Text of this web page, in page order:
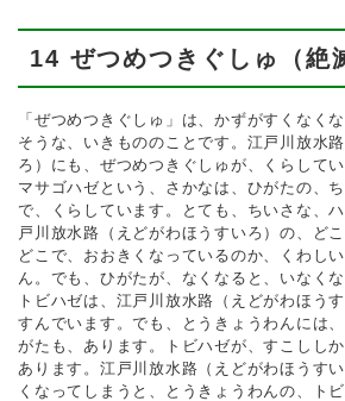
14 ぜつめつきぐしゅ（絶
「ぜつめつきぐしゅ」は、かずがすくなく
そうな、いきもののことです。江戸川放水
ろ）にも、ぜつめつきぐしゅが、くらしてい
マサゴハゼという、さかなは、ひがたの、
で、くらしています。とても、ちいさな、
戸川放水路（えどがわほうすいろ）の、ど
どこで、おおきくなっているのか、くわし
ん。でも、ひがたが、なくなると、いなくな
トビハゼは、江戸川放水路（えどがわほう
すんでいます。でも、とうきょうわんには
がたも、あります。トビハゼが、すこしし
あります。江戸川放水路（えどがわほうす
くなってしまうと、とうきょうわんの、ト